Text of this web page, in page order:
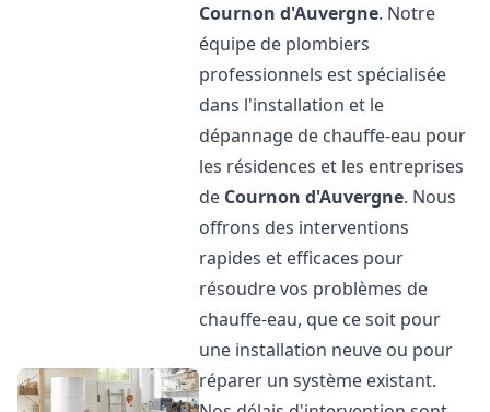
Cournon d'Auvergne. Notre
équipe de plombiers
professionnels est spécialisée
dans l'installation et le
dépannage de chauffe-eau pour
les résidences et les entreprises
de Cournon d'Auvergne. Nous
offrons des interventions
rapides et efficaces pour
résoudre vos problèmes de
chauffe-eau, que ce soit pour
une installation neuve ou pour
réparer un système existant.